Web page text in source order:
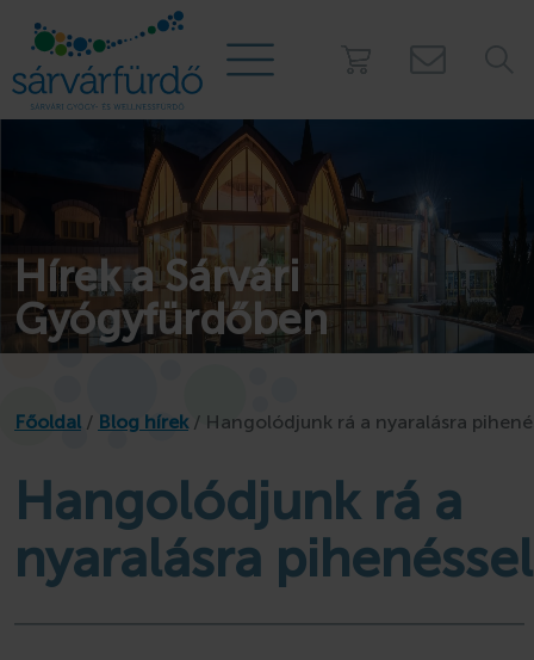
Családi
Mobilházak a
kempingjében
Wellness
PROGRAMOK
Táborok
Kalóztábor
Gézengúz tábor
Kamasz tábor
Story Camp - Sátortábor
Osztálykirándulás
Játszóház
Programok, hírek
Hírek a Sárvári
Gyógyfürdőben
Főoldal / Blog hírek / Hangolódjunk rá a nyaralásra
Hangolódjunk rá a
nyaralásra pihenéssel